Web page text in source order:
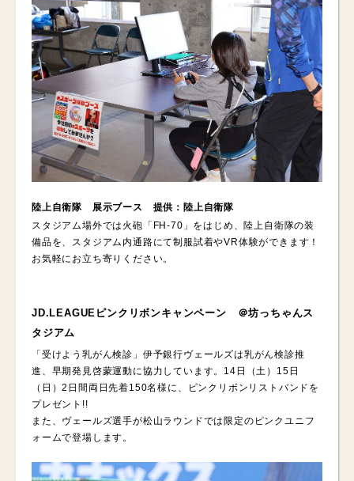
陸上自衛隊 展示ブース 提供：陸上自衛隊
スタジアム場外では火砲「FH‐70」をはじめ、陸上自衛隊の装
備品を、スタジアム内通路にて制服試着やVR体験ができます！
お気軽にお立ち寄りください。
JD.LEAGUEピンクリボンキャンペーン ＠坊っちゃんス
タジアム
「受けよう乳がん検診」伊予銀行ヴェールズは乳がん検診推
進、早期発見啓蒙運動に協力しています。14日（土）15日
（日）2日間両日先着150名様に、ピンクリボンリストバンドを
プレゼント!!
また、ヴェールズ選手が松山ラウンドでは限定のピンクユニフ
ォームで登場します。